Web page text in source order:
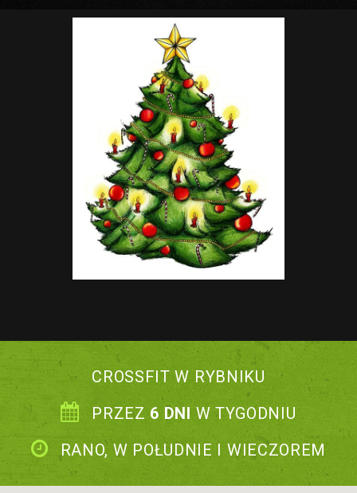
CROSSFIT W RYBNIKU
PRZEZ 6 DNI W TYGODNIU
RANO, W POŁUDNIE I WIECZOREM